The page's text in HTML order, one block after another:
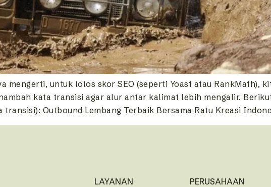
mengerti, untuk lolos skor SEO (seperti Yoast atau RankMath),
kata transisi agar alur antar kalimat lebih mengalir.
Outbound Lembang Terbaik Bersama Ratu Kreasi
LAYANAN
PERUSAHAAN